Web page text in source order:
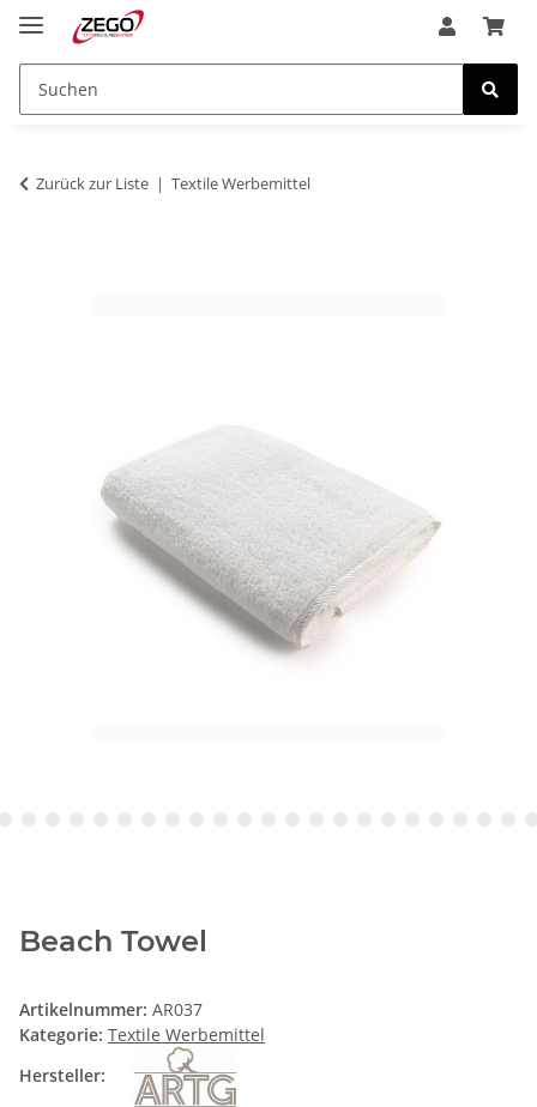
Zurück zur Liste Textile Werbemittel
Beach Towel
Artikelnummer: AR037
Kategorie: Textile Werbemittel
Hersteller: